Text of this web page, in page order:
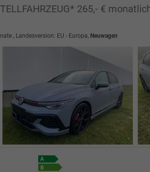
265,- €
, Landesversion: EU - Europa, Neuwagen